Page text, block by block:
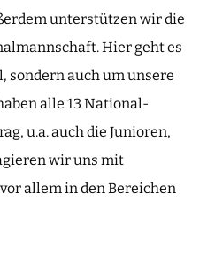
unterstützen wir die
Hier geht es
sondern auch um unsere
alle 13 National-
u.a. auch die Junioren,
wir uns mit
allem in den Bereichen